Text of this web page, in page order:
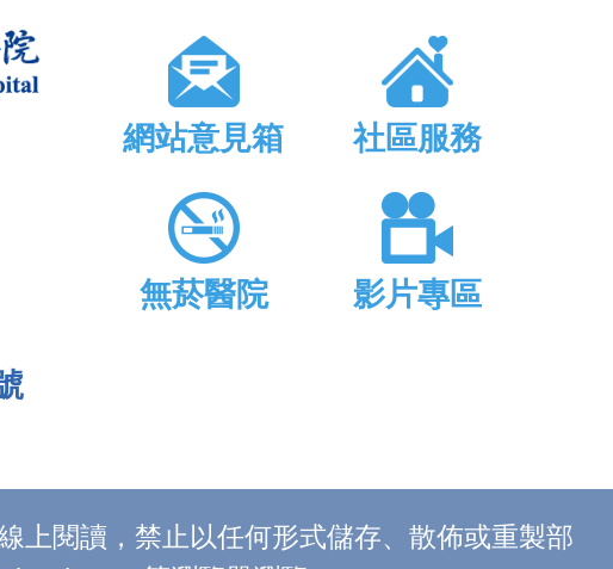
網站意見箱 社區服務
無菸醫院 影片專區
上閱讀，禁止以任何形式儲存、散佈或重製部